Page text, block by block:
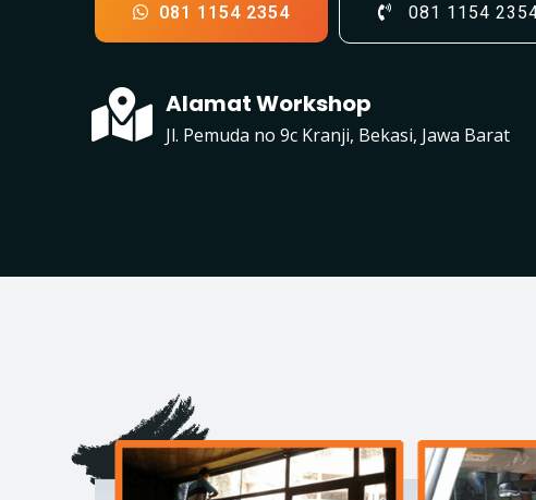
081 1154 2354 081 1154
Alamat Workshop
Jl. Pemuda no 9c Kranji, Bekasi, Jawa Barat